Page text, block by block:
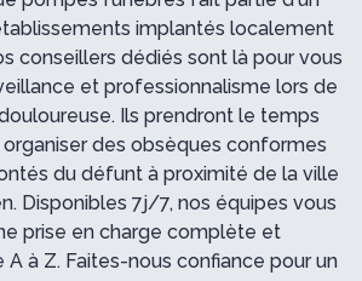
implantés localement
conseillers dédiés sont là pour vous
et professionnalisme lors de
Ils prendront le temps
des obsèques conformes
du défunt à proximité de la ville
Disponibles 7j/7, nos équipes vous
prise en charge complète et
A à Z. Faites-nous confiance pour un